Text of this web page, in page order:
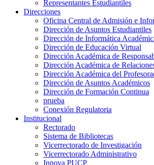
Representantes Estudiantiles
Direcciones
Oficina Central de Admisión e
Dirección de Asuntos Estudiantiles
Dirección de Informática
Dirección de Educación Virtual
Dirección Académica de
Dirección Académica de
Dirección Académica del
Dirección de Asuntos Académicos
Dirección de Formación Continua
prueba
Conexión Regulatoria
Institucional
Rectorado
Sistema de Bibliotecas
Vicerrectorado de Investigación
Vicerrectorado Administrativo
Innova PUCP